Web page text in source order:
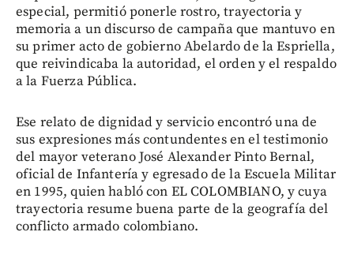
especial, permitió ponerle rostro, trayectoria y
memoria a un discurso de campaña que mantuvo en
su primer acto de gobierno Abelardo de la Espriella,
que reivindicaba la autoridad, el orden y el respaldo
a la Fuerza Pública.
Ese relato de dignidad y servicio encontró una de
sus expresiones más contundentes en el testimonio
del mayor veterano José Alexander Pinto Bernal,
oficial de Infantería y egresado de la Escuela Militar
en 1995, quien habló con EL COLOMBIANO, y cuya
trayectoria resume buena parte de la geografía del
conflicto armado colombiano.